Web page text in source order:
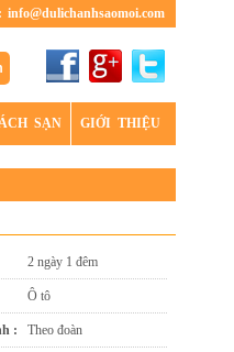
info@dulichanhsaomoi.com
SẠN GIỚI THIỆU
2 ngày 1 đêm
Ô tô
: Theo đoàn